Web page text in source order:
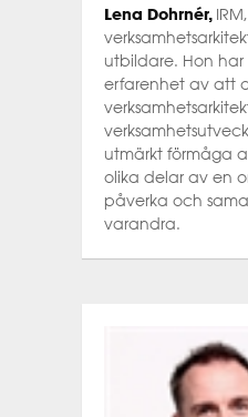
Lena Dohrnér,
utbildare. Hon
erfarenhet av att
utmärkt förmåga
olika delar av en
påverka och
varandra.